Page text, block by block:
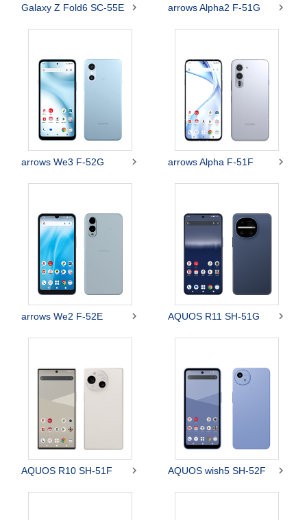
Galaxy Z Fold6 SC-55E  arrows Alpha2 F-51G 
arrows We3 F-52G  arrows Alpha F-51F 
arrows We2 F-52E  AQUOS R11 SH-51G 
AQUOS R10 SH-51F  AQUOS wish5 SH-52F 